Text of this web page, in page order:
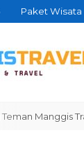
Paket Wisata
Travel